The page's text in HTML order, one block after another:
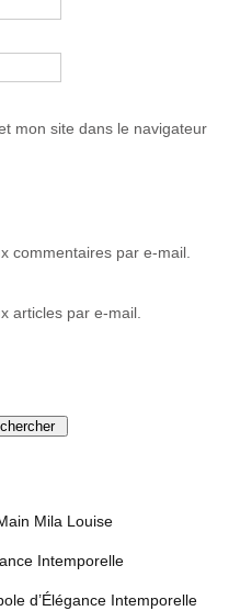
mon site dans le navigateur
commentaires par e-mail.
articles par e-mail.
Mila Louise
Intemporelle
d’Élégance Intemporelle